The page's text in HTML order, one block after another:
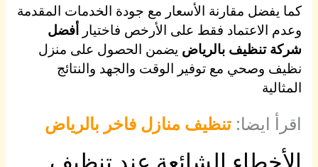
كما يفضل مقارنة الأسعار مع جودة الخدمات المقدمة
وعدم الاعتماد فقط على الأرخص فاختيارأفضل
شركة تنظيف بالرياض يضمن الحصول على منزل
نظيف وصحي مع توفير الوقت والجهد والنتائج
المثالية
اقرأ ايضا: تنظيف منازل فاخر بالرياض
الأخطاء الشائعة عند تنظيف